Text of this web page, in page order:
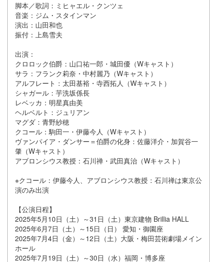
脚本／歌詞：ミヒャエル・クンツェ
音楽：ジム・スタインマン
演出：山田和也
振付：上島雪夫
出演：
クロロック伯爵：山口祐一郎・城田優（Wキャスト）
サラ：フランク莉奈・中村麗乃（Wキャスト）
アルフレート：太田基裕・寺西拓人（Wキャスト）
シャガール：芋洗坂係長
レベッカ：明星真由美
ヘルベルト：ジュリアン
マグダ：青野紗穂
クコール：駒田一・伊藤今人（Wキャスト）
ヴァンパイア・ダンサー＝伯爵の化身：佐藤洋介・加賀谷一
肇（Wキャスト）
アブロンシウス教授：石川禅・武田真治（Wキャスト）
※クコール：伊藤今人、アブロンシウス教授：石川禅は東京公
演のみ出演
【公演日程】
2025年5月10日（土）～31日（土）東京建物 Brillia HALL
2025年6月7日（土）～15日（日） 愛知・御園座
2025年7月4日（金）～12日（土）大阪・梅田芸術劇場メイン
ホール
2025年7月19日（土）～30日（水）福岡・博多座